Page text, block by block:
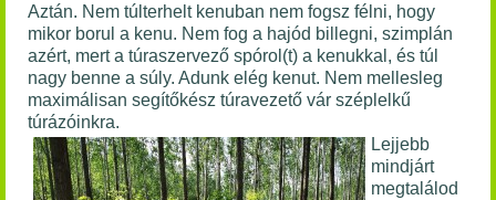
Aztán. Nem túlterhelt kenuban nem fogsz félni, hogy
mikor borul a kenu. Nem fog a hajód billegni, szimplán
azért, mert a túraszervező spórol(t) a kenukkal, és túl
nagy benne a súly. Adunk elég kenut. Nem mellesleg
maximálisan segítőkész túravezető vár széplelkű
túrázóinkra.
Lejjebb
mindjárt
megtalálod